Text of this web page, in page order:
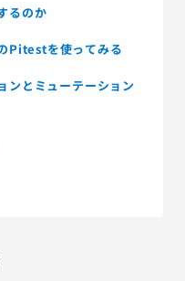
るのか
Pitestを使ってみる
ンとミューテーション